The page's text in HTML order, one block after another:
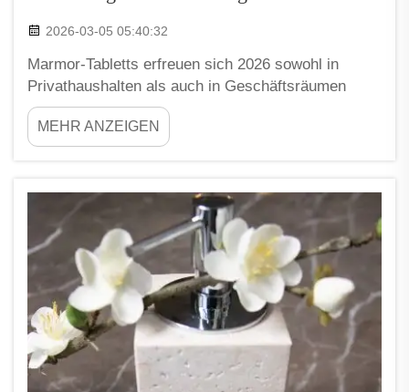
2026-03-05 05:40:32
Marmor-Tabletts erfreuen sich 2026 sowohl in
Privathaushalten als auch in Geschäftsräumen
großer Beliebtheit. Die Menschen schätzen sie
besonders wegen ihres eleganten Aussehens und
der Fähigkeit, jeden Raum edler wirken zu lassen.
Designs erhältlich und passen daher nahezu zu
jeder...
MEHR ANZEIGEN